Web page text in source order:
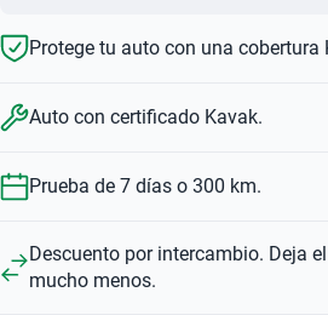
Protege tu auto con una cobertura
Auto con certificado Kavak.
Prueba de 7 días o 300 km.
Descuento por intercambio. Deja
mucho menos.